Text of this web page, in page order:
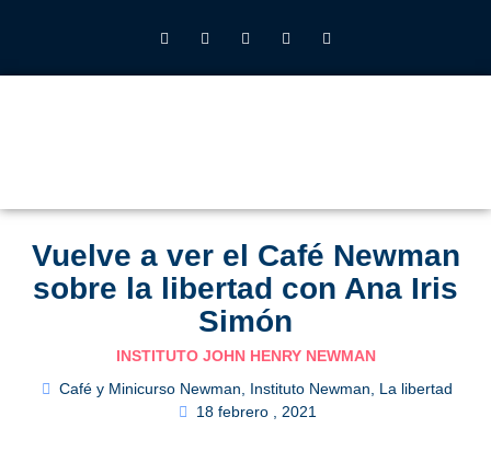
Vuelve a ver el Café Newman
sobre la libertad con Ana Iris
Simón
INSTITUTO JOHN HENRY NEWMAN
Café y Minicurso Newman
Instituto Newman
La libertad
18 febrero , 2021